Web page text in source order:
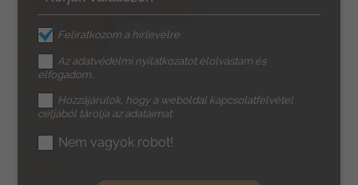
Feliratkozom a hírlevélre
Az adatvédelmi nyilatkozatot elolvastam és
elfogadom.
Hozzájárulok, hogy a weboldal kapcsolatfelvétel
céljából tárolja az adataimat
Nem vagyok robot!